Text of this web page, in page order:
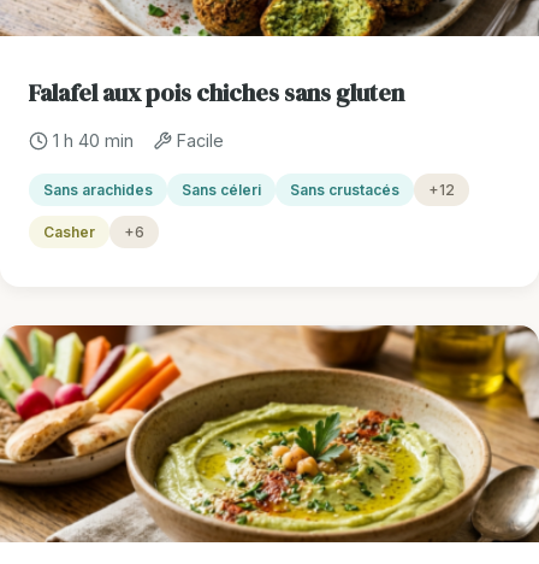
Falafel aux pois chiches sans gluten
1 h 40 min Facile
Sans arachides Sans céleri Sans crustacés +12
Casher +6